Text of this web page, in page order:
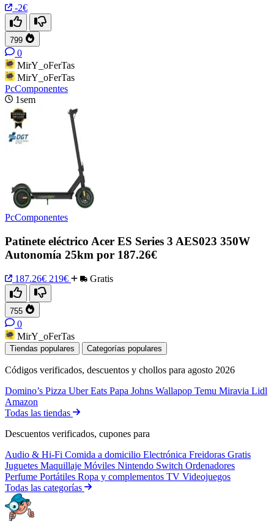
-2€
799
0
MirY_oFerTas
MirY_oFerTas
PcComponentes
1sem
PcComponentes
Patinete eléctrico Acer ES Series 3 AES023 350W
Autonomía 25km por 187.26€
187.26€ 219€ Gratis
755
0
MirY_oFerTas
Tiendas populares Categorías populares
Códigos verificados, descuentos y chollos para agosto 2026
Domino’s Pizza Uber Eats Papa Johns Wallapop Temu Miravia Lidl
Amazon
Todas las tiendas
Descuentos verificados, cupones para
Audio & Hi-Fi Comida a domicilio Electrónica Freidoras Gratis
Juguetes Maquillaje Móviles Nintendo Switch Ordenadores
Perfume Portátiles Ropa y complementos TV Videojuegos
Todas las categorías